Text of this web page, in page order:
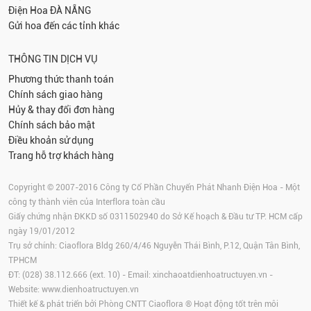
Điện Hoa ĐÀ NẴNG
Gửi hoa đến các tỉnh khác
THÔNG TIN DỊCH VỤ
Phương thức thanh toán
Chính sách giao hàng
Hủy & thay đổi đơn hàng
Chính sách bảo mật
Điều khoản sử dụng
Trang hỗ trợ khách hàng
Copyright © 2007-2016 Công ty Cổ Phần Chuyển Phát Nhanh Điện Hoa - Một
công ty thành viên của Interflora toàn cầu
Giấy chứng nhận ĐKKD số 0311502940 do Sở Kế hoạch & Đầu tư TP. HCM cấp
ngày 19/01/2012
Trụ sở chính: Ciaoflora Bldg 260/4/46 Nguyễn Thái Bình, P.12, Quận Tân Bình,
TPHCM
ĐT: (028) 38.112.666 (ext. 10) - Email: xinchaoatdienhoatructuyen.vn -
Website: www.dienhoatructuyen.vn
Thiết kế & phát triển bởi Phòng CNTT Ciaoflora ® Hoạt động tốt trên môi